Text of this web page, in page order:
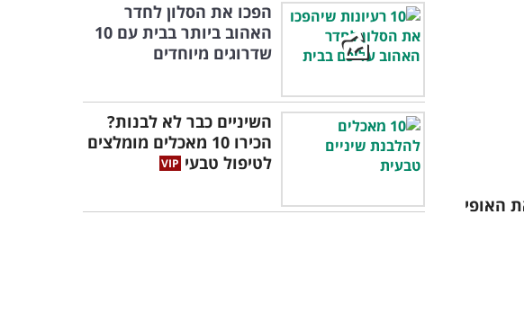
האופי
הפכו את הסלון לחדר
האהוב ביותר בבית עם 10
שדרוגים מיוחדים
השיניים כבר לא לבנות?
הכירו 10 מאכלים מומלצים
לטיפול טבעי